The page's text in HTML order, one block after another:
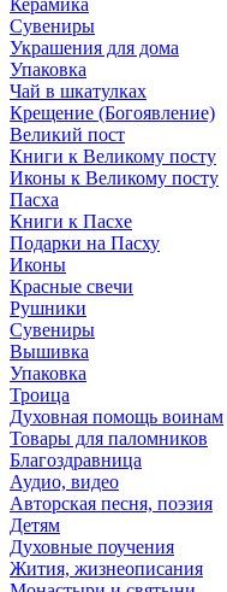
Керамика
Сувениры
Украшения для дома
Упаковка
Чай в шкатулках
Крещение (Богоявление)
Великий пост
Книги к Великому посту
Иконы к Великому посту
Пасха
Книги к Пасхе
Подарки на Пасху
Иконы
Красные свечи
Рушники
Сувениры
Вышивка
Упаковка
Троица
Духовная помощь воинам
Товары для паломников
Благоздравница
Аудио, видео
Авторская песня, поэзия
Детям
Духовные поучения
Жития, жизнеописания